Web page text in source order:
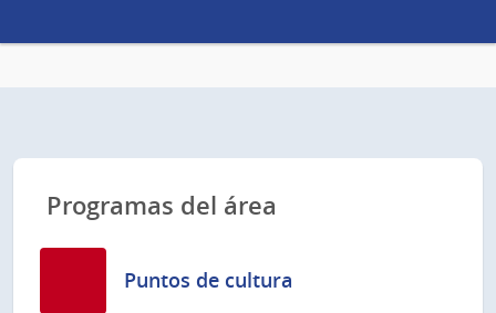
Programas del área
Puntos de cultura